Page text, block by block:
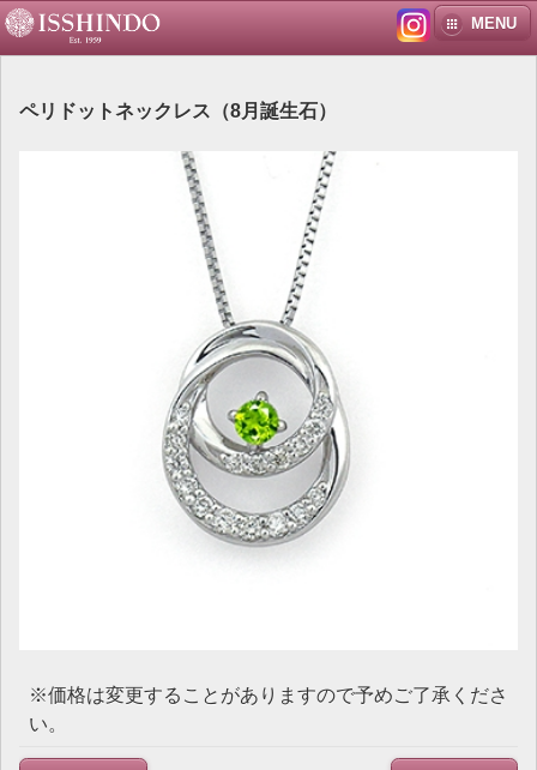
MENU
ペリドットネックレス（8月誕生石）
※価格は変更することがありますので予めご了承くださ
い。